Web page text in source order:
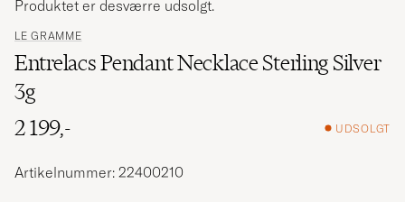
LE GRAMME
Entrelacs Pendant Necklace Sterling Silver
3g
2 199,-
UDSOLGT
Produktet er desværre udsolgt.
Artikelnummer: 22400210